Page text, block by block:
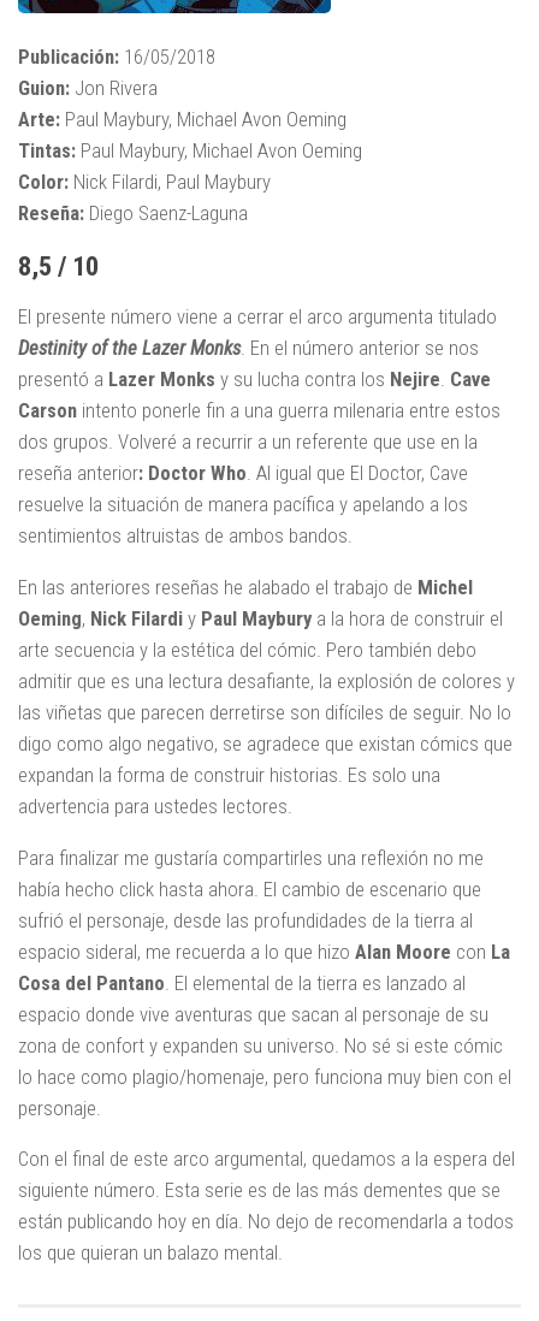
Publicación: 16/05/2018
Guion: Jon Rivera
Arte: Paul Maybury, Michael Avon Oeming
Tintas: Paul Maybury, Michael Avon Oeming
Color: Nick Filardi, Paul Maybury
Reseña: Diego Saenz-Laguna
8,5 / 10
El presente número viene a cerrar el arco argumenta titulado
Destinity of the Lazer Monks. En el número anterior se nos
presentó a Lazer Monks y su lucha contra los Nejire. Cave
Carson intento ponerle fin a una guerra milenaria entre estos
dos grupos. Volveré a recurrir a un referente que use en la
reseña anterior: Doctor Who. Al igual que El Doctor, Cave
resuelve la situación de manera pacífica y apelando a los
sentimientos altruistas de ambos bandos.
En las anteriores reseñas he alabado el trabajo de Michel
Oeming, Nick Filardi y Paul Maybury a la hora de construir el
arte secuencia y la estética del cómic. Pero también debo
admitir que es una lectura desafiante, la explosión de colores y
las viñetas que parecen derretirse son difíciles de seguir. No lo
digo como algo negativo, se agradece que existan cómics que
expandan la forma de construir historias. Es solo una
advertencia para ustedes lectores.
Para finalizar me gustaría compartirles una reflexión no me
había hecho click hasta ahora. El cambio de escenario que
sufrió el personaje, desde las profundidades de la tierra al
espacio sideral, me recuerda a lo que hizo Alan Moore con La
Cosa del Pantano . El elemental de la tierra es lanzado al
espacio donde vive aventuras que sacan al personaje de su
zona de confort y expanden su universo. No sé si este cómic
lo hace como plagio/homenaje, pero funciona muy bien con el
personaje.
Con el final de este arco argumental, quedamos a la espera del
siguiente número. Esta serie es de las más dementes que se
están publicando hoy en día. No dejo de recomendarla a todos
los que quieran un balazo mental.